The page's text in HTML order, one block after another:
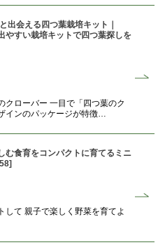
出会える四つ葉栽培キット｜
やすい栽培キットで四つ葉探しを
クローバー 一目で「四つ葉のク
インのパッケージが特徴…
む食育をコンパクトに育てるミニ
]
して 親子で楽しく野菜を育てよ